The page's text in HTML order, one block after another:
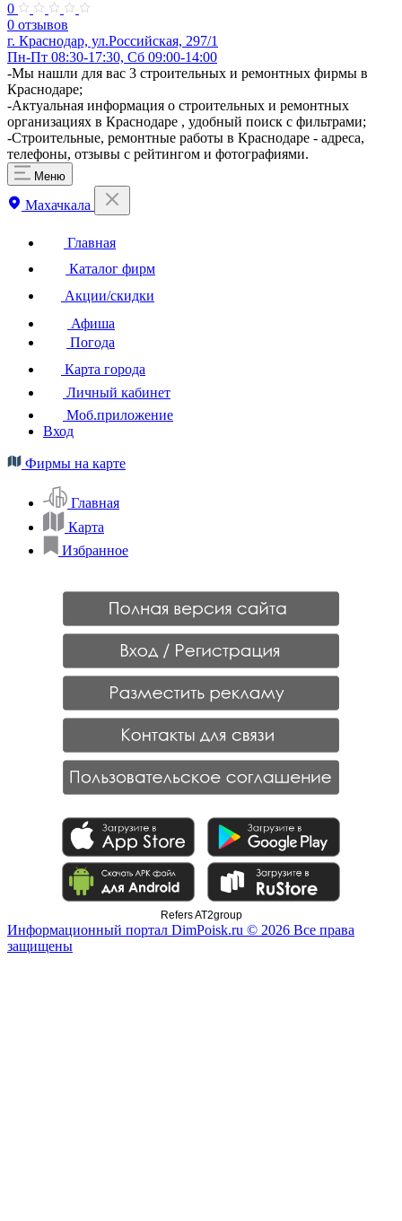
0
0 отзывов
г. Краснодар, ул.Российская, 297/1
Пн-Пт 08:30-17:30, Сб 09:00-14:00
-Мы нашли для вас 3 строительных и ремонтных фирмы в
Краснодаре;
-Актуальная информация о строительных и ремонтных
организациях в Краснодаре , удобный поиск с фильтрами;
-Строительные, ремонтные работы в Краснодаре - адреса,
телефоны, отзывы с рейтингом и фотографиями.
Меню
Махачкала
Главная
Каталог фирм
Акции/скидки
Афиша
Погода
Карта города
Личный кабинет
Моб.приложение
Вход
Фирмы на карте
Главная
Карта
Избранное
Refers AT2group
Информационный портал DimPoisk.ru © 2026 Все права
защищены